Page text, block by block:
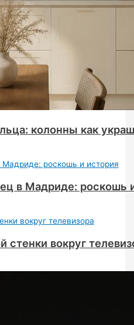
колонны как
в Мадриде: роскошь
стенки вокруг